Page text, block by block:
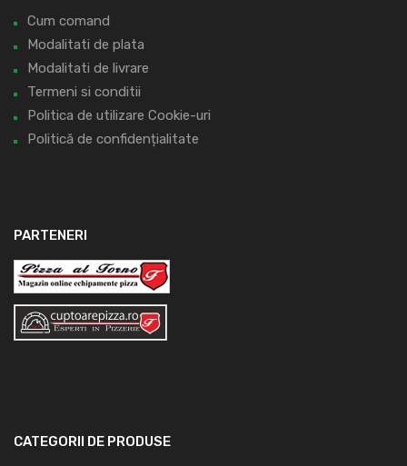
Cum comand
Modalitati de plata
Modalitati de livrare
Termeni si conditii
Politica de utilizare Cookie-uri
Politică de confidențialitate
PARTENERI
CATEGORII DE PRODUSE